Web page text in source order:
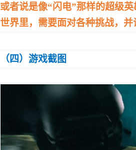
或者说是像“闪电”那样的超级
世界里，需要面对各种挑战，并
（四）游戏截图